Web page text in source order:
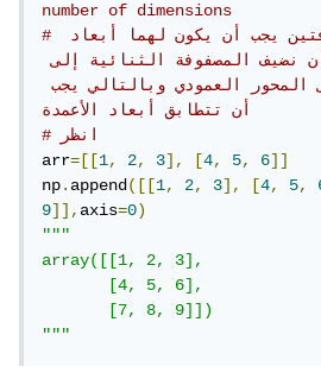
number of dimensions
# أعطى خطأ لأن المصفوفتين يجب أن يكون لهما أبعاد
متسقةأي نحن نريد أن نضيف المصفوفة الثنائية إلى
المصفوفة الأصلية على المحور العمودي وبالتالي يجب
أن تتطابق أبعاد الأعمدة
# انظر
arr=[[1, 2, 3], [4, 5, 6]]
np.append([[1, 2, 3], [4, 5,
9]],axis=0)
"""
array([[1, 2, 3],
"""